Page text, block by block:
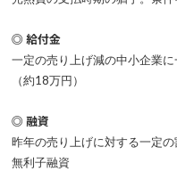
◎ 給付金
一定の売り上げ減の中小企業
（約18万円）
◎ 融資
昨年の売り上げに対する一定
無利子融資